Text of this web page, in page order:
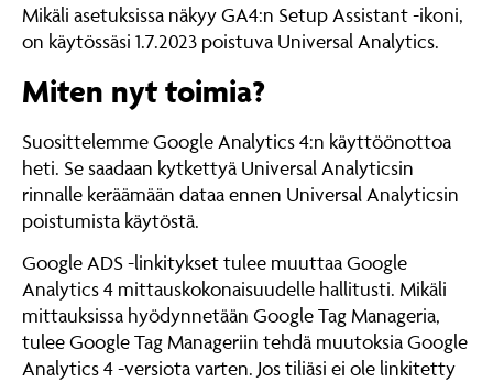
Mikäli asetuksissa näkyy GA4:n Setup Assistant -ikoni,
on käytössäsi 1.7.2023 poistuva Universal Analytics.
Miten nyt toimia?
Suosittelemme Google Analytics 4:n käyttöönottoa
heti. Se saadaan kytkettyä Universal Analyticsin
rinnalle keräämään dataa ennen Universal Analyticsin
poistumista käytöstä.
Google ADS -linkitykset tulee muuttaa Google
Analytics 4 mittauskokonaisuudelle hallitusti. Mikäli
mittauksissa hyödynnetään Google Tag Manageria,
tulee Google Tag Manageriin tehdä muutoksia Google
Analytics 4 -versiota varten. Jos tiliäsi ei ole linkitetty